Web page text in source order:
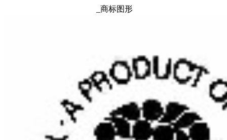
_商标图形